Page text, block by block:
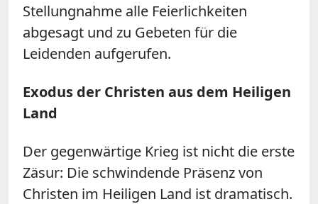
Stellungnahme alle Feierlichkeiten
abgesagt und zu Gebeten für die
Leidenden aufgerufen.
Exodus der Christen aus dem Heiligen
Land
Der gegenwärtige Krieg ist nicht die erste
Zäsur: Die schwindende Präsenz von
Christen im Heiligen Land ist dramatisch.